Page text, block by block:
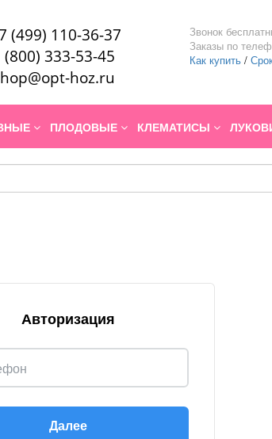
(499) 110-36-37
(800) 333-53-45
hoz.ru
Звонок
Заказы по
Как купить /
ПЛОДОВЫЕ КЛЕМАТИСЫ
Авторизация
Далее